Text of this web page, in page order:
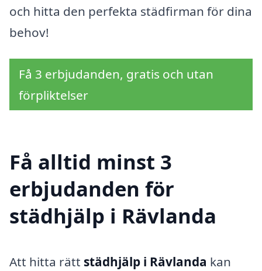
och hitta den perfekta städfirman för dina
behov!
Få 3 erbjudanden, gratis och utan
förpliktelser
Få alltid minst 3
erbjudanden för
städhjälp i Rävlanda
Att hitta rätt städhjälp i Rävlanda kan